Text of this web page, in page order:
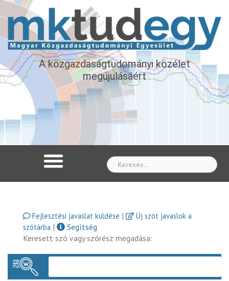
A közgazdaságtudományi közélet
megújulásáért
Fejlesztési javaslat küldése |
Új szót javaslok a
szótárba |
Segítség
Keresett szó vagy szórész megadása: